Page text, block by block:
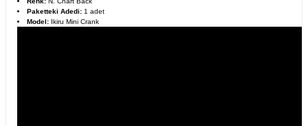
Paketteki Adedi: 1 adet
Model: Ikiru Mini Crank